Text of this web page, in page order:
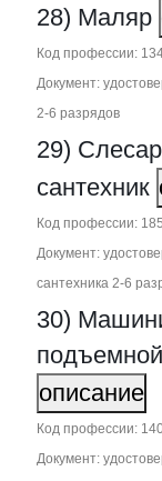
28) Маляр
Код профессии:
Документ:
2‑6 разрядов
29)
сантехник
Код профессии:
Документ:
сантехника 2‑6
30)
описание
Код профессии:
Документ: